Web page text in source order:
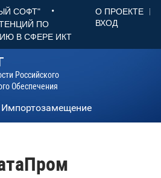
СОФТ" •
ПО
В СФЕРЕ ИКТ
О ПРОЕКТЕ
ВХОД
Российского
Обеспечения
Импортозамещение